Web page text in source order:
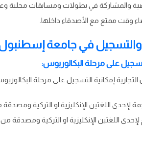
والمشاركة في بطولات ومسابقات محلية
وقت ممتع مع الأصدقاء داخلها.
والتسجيل في جامعة إسطنبول
على مرحلة البكالوريوس:
إمكانية التسجيل على مرحلة
لإحدى اللغتين الإنكليزية او التركية ومصدقة
اللغتين الإنكليزية او التركية ومصدقة من